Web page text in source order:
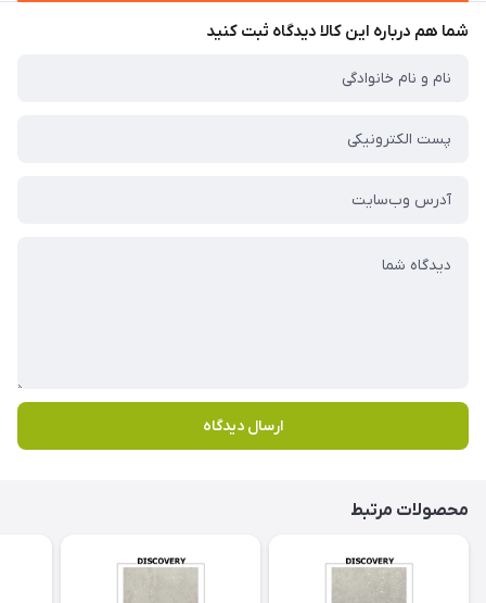
شما هم درباره این کالا دیدگاه ثبت کنید
ارسال دیدگاه
محصولات مرتبط